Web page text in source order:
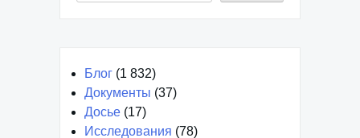
Блог (1 832)
Документы (37)
Досье (17)
Исследования (78)